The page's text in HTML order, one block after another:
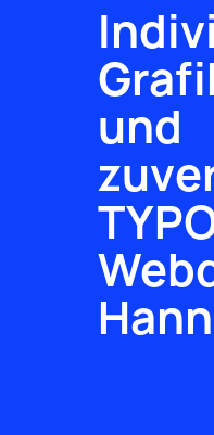
und